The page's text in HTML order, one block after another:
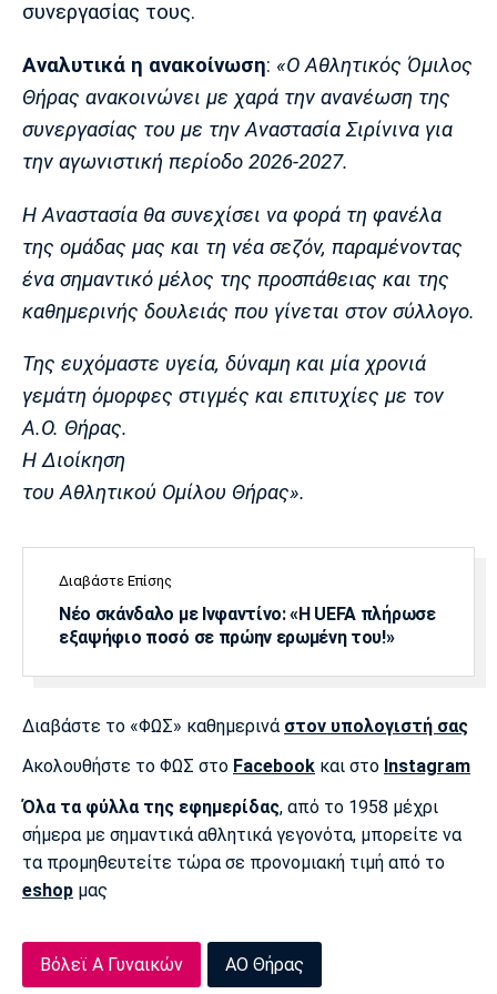
Πολιτισμός
Τραγούδια
Cine Spot
Running
Media
Παρασκήνιο
Πρόγραμμα TV
Ιωνικός Κηφισιά Πανσερραϊκός
Μπαρτσελόνα
Ρεάλ
Ατλέτικο
Μάντσεστερ
Γιουνάιτεντ
Τσέλσι Άρσεναλ
Λίβερπουλ
Μάντσεστερ
Ίντερ Μίλαν Μπάγερν
Μπορούσια
Παρί Σεν
Μαρσέιγ
συνεργασίας τους.
Αναλυτικά η ανακοίνωση: «Ο Αθλητικός Όμιλος
Θήρας ανακοινώνει με χαρά την ανανέωση της
συνεργασίας του με την Αναστασία Σιρίνινα για
την αγωνιστική περίοδο 2026-2027.
Η Αναστασία θα συνεχίσει να φορά τη φανέλα
της ομάδας μας και τη νέα σεζόν, παραμένοντας
ένα σημαντικό μέλος της προσπάθειας και της
καθημερινής δουλειάς που γίνεται στον σύλλογο.
Της ευχόμαστε υγεία, δύναμη και μία χρονιά
γεμάτη όμορφες στιγμές και επιτυχίες με τον
Α.Ο. Θήρας.
Η Διοίκηση
του Αθλητικού Ομίλου Θήρας».
Διαβάστε Επίσης
Νέο σκάνδαλο με Ινφαντίνο: «Η UEFA πλήρωσε
εξαψήφιο ποσό σε πρώην ερωμένη του!»
Διαβάστε το «ΦΩΣ» καθημερινά στον υπολογιστή σας
Ακολουθήστε το ΦΩΣ στο Facebook και στο Instagram
Όλα τα φύλλα της εφημερίδας, από το 1958 μέχρι
σήμερα με σημαντικά αθλητικά γεγονότα, μπορείτε να
τα προμηθευτείτε τώρα σε προνομιακή τιμή από το
eshop μας
Βόλεϊ Α Γυναικών ΑΟ Θήρας